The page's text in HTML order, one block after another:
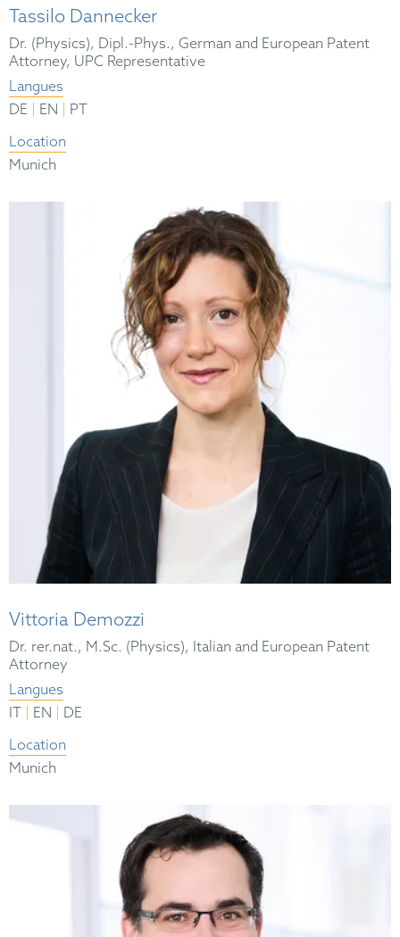
Tassilo Dannecker
Dr. (Physics), Dipl.-Phys., German and European Patent
Attorney, UPC Representative
Langues
DE
EN
PT
Location
Munich
Vittoria Demozzi
Dr. rer.nat., M.Sc. (Physics), Italian and European Patent
Attorney
Langues
IT
EN
DE
Location
Munich